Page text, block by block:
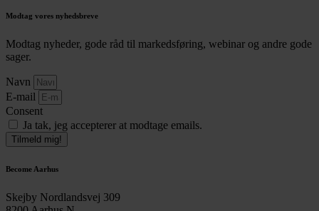
Modtag vores nyhedsbreve
Modtag nyheder, gode råd til markedsføring, webinar og andre gode
sager.
Navn
E-mail
Consent
Ja tak, jeg accepterer at modtage emails.
Tilmeld mig!
Become Aarhus
Skejby Nordlandsvej 309